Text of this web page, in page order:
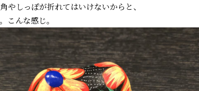
やしっぽが折れてはいけないからと、
こんな感じ。